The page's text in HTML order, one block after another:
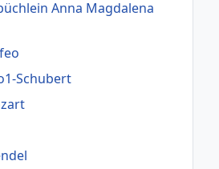
Anna Magdalena
Schubert